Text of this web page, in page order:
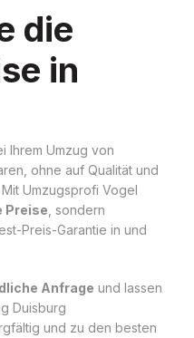
die
in
Ihrem Umzug von
ohne auf Qualität und
Umzugsprofi Vogel
Preise , sondern
Preis-Garantie in und
Anfrage und lassen
Duisburg
und zu den besten